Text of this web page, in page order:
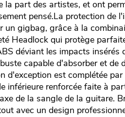
la part des artistes, et ont
pensé.La protection de
un gigbag, grâce à la
Headlock qui protège
déviant les impacts insérés
capable d'absorber et de
d'exception est complétée
inférieure renforcée faite à
de la sangle de la guitare.
avec un design